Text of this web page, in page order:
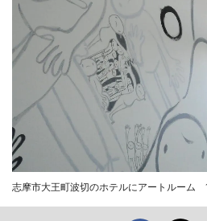
志摩市大王町波切のホテルにアートルーム